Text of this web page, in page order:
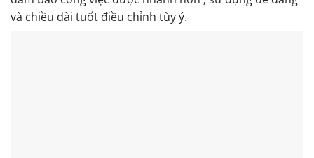
và chiều dài tuốt điều chỉnh tùy ý.